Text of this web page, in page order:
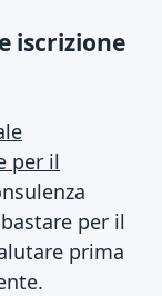
iscrizione
per il
per il
prima